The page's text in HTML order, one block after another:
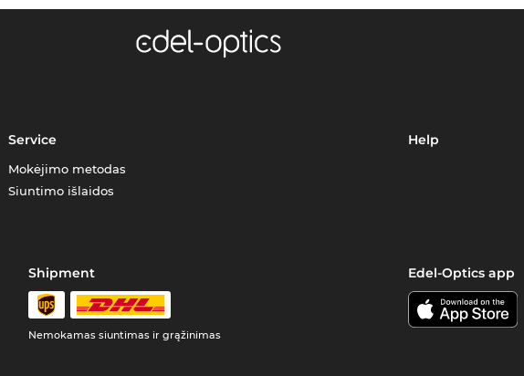
Service
Mokėjimo metodas
Siuntimo išlaidos
Help
Shipment
Nemokamas siuntimas ir grąžinimas
Edel-Optics app